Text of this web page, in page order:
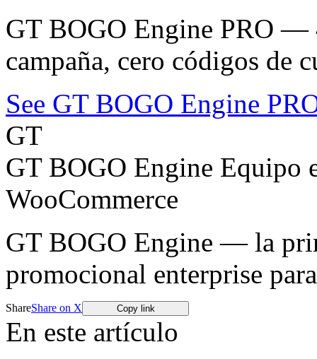
GT BOGO Engine PRO —
campaña, cero códigos de
See GT BOGO Engine
GT
GT BOGO Engine Equipo
WooCommerce
GT BOGO Engine — la
promocional enterprise
ShareShare on X Copy link
En este artículo